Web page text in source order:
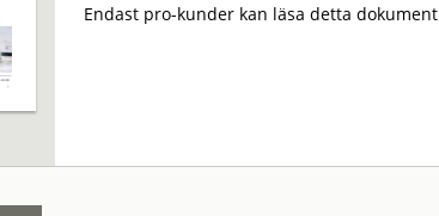
Endast pro-kunder kan läsa detta dokument